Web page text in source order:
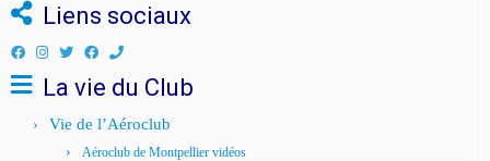
Liens sociaux
La vie du Club
Vie de l’Aéroclub
Aéroclub de Montpellier vidéos